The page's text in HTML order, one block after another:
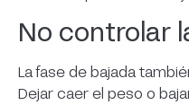
No controlar
La fase de bajada
Dejar caer el peso o